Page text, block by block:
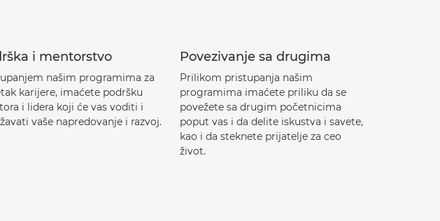
i mentorstvo
našim programima za
karijere, imaćete podršku
i lidera koji će vas voditi i
vaše napredovanje i razvoj.
Povezivanje sa drugima
Prilikom pristupanja našim
programima imaćete priliku da se
povežete sa drugim početnicima
poput vas i da delite iskustva i savete,
kao i da steknete prijatelje za ceo
život.